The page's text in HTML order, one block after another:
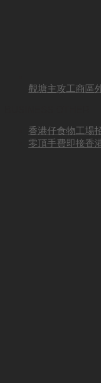
觀塘主攻工商區
香港仔食物工場
零頂手費即接香